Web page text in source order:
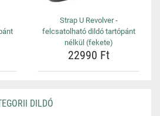
Strap U Revolver -
felcsatolható dildó tartópánt
nélkül (fekete)
22990 Ft
DILDÓ